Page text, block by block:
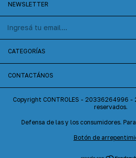
NEWSLETTER
CATEGORÍAS
CONTACTÁNOS
Copyright CONTROLES - 20336264996 -
reservados.
Defensa de las y los consumidores.
Botón de